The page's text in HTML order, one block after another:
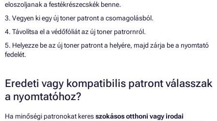
eloszoljanak a festékrészecskék benne.
3. Vegyen ki egy új toner patront a csomagolásból.
4. Távolítsa el a védőfóliát az új toner patrornról.
5. Helyezze be az új toner patront a helyére, majd zárja be a nyomtató
fedelét.
Eredeti vagy kompatibilis patront válasszak
a nyomtatóhoz?
Ha minőségi patronokat keresszokásos otthoni vagy irodai